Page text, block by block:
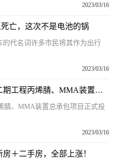
2023/03/16
亡，这次不是电池的锅
的代名词许多市民将其作为出行
2023/03/16
中建安装助力海南精细化工二期工程丙烯腈、MMA装置总承包项目
腈、MMA装置总承包项目正式投
2023/03/16
＋二手房，全部上涨！